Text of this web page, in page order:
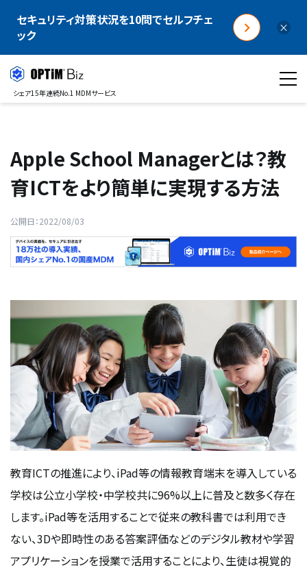
セキュリティ対策状況を10問でセルフチェ
ック
×
シェア15年連続No.1 MDMサービス
Apple School Managerとは？教
育ICTをより簡単に実現する方法
公開日：2022/08/03
教育ICTの推進により、iPad等の情報教育端末を導入している
学校は公立小学校・中学校共に96%以上に普及と数多く存在
します。iPad等を活用することで従来の教科書では利用でき
ない、3Dや即時性のある答案評価などのデジタル教材や学習
アプリケーションを授業で活用することにより、生徒は視覚的